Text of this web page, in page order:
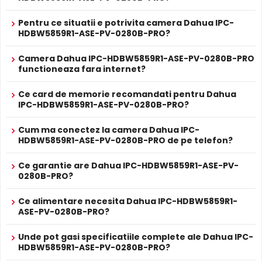
camerei Dahua IPC-HDBW5859R1-ASE-PV-0280B-PRO,
imaginea de fundal, in zone cu contrast puternic de
Difuzor Incorporat
Cu difuzor incorporat, Dahua IPC-HDBW5859R1-ASE-PV-
Pentru ce situatii e potrivita camera Dahua IPC-
HDBW5859R1-ASE-PV-0280B-PRO?
Camera Dahua IPC-HDBW5859R1-ASE-PV-0280B-PRO
functioneaza fara internet?
Ce card de memorie recomandati pentru Dahua
IPC-HDBW5859R1-ASE-PV-0280B-PRO?
Cum ma conectez la camera Dahua IPC-
HDBW5859R1-ASE-PV-0280B-PRO de pe telefon?
Ce garantie are Dahua IPC-HDBW5859R1-ASE-PV-
0280B-PRO?
Ce alimentare necesita Dahua IPC-HDBW5859R1-
ASE-PV-0280B-PRO?
Unde pot gasi specificatiile complete ale Dahua IPC-
HDBW5859R1-ASE-PV-0280B-PRO?